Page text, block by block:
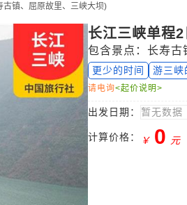
镇、屈原故里、三峡大坝)
长江三峡单程
包含景点：长寿古
更少的时间 游三峡
请电询<起价说明>
出发日期： 暂无数据
计算价格： ￥ 0 元